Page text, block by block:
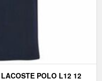
POLO L12 12